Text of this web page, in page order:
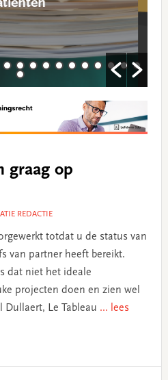
graag op
REDACTIE
totdat u de status van
van partner heeft bereikt.
dat niet het ideale
projecten doen en zien wel
Le Tableau ... lees